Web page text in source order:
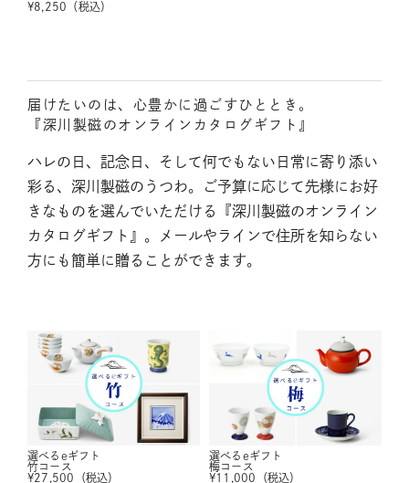
¥8,250 （税込）
届けたいのは、心豊かに過ごすひととき。
『深川製磁のオンラインカタログギフト』
ハレの日、記念日、そして何でもない日常に寄り添い
彩る、深川製磁のうつわ。ご予算に応じて先様にお好
きなものを選んでいただける『深川製磁のオンライン
カタログギフト』。メールやラインで住所を知らない
方にも簡単に贈ることができます。
選べるeギフト
竹コース
¥27,500 （税込）
選べるeギフト
梅コース
¥11,000 （税込）